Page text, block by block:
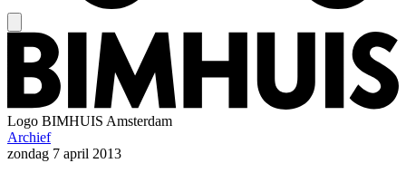
Logo BIMHUIS Amsterdam
Archief
zondag 7 april 2013